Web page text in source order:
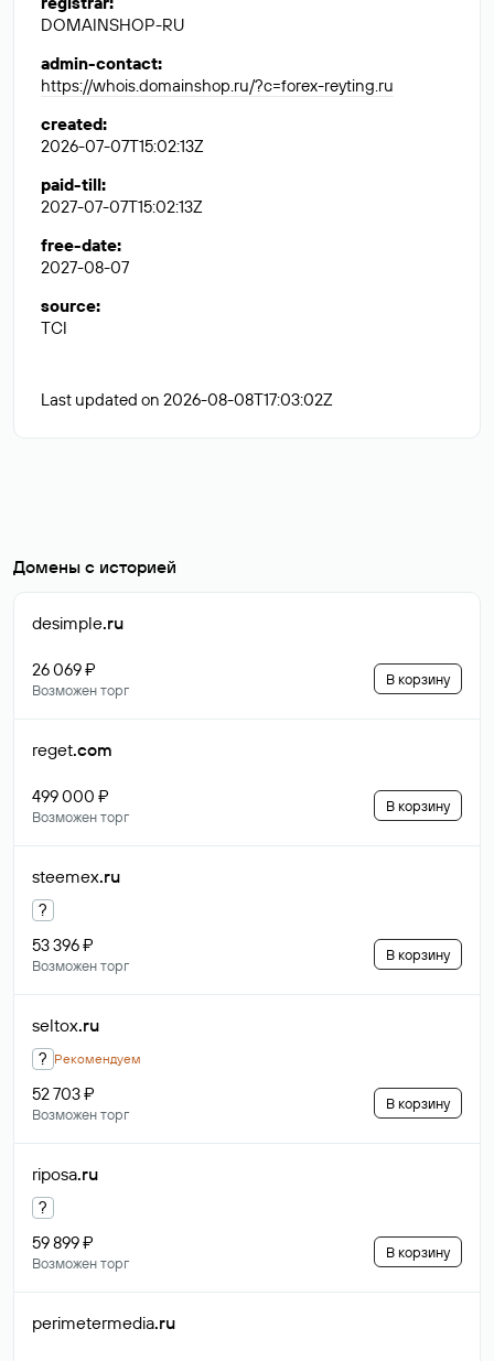
DOMAINSHOP-RU
admin-contact:
https://whois.domainshop.ru/?c=forex-reyting.ru
created:
2026-07-07T15:02:13Z
paid-till:
2027-07-07T15:02:13Z
free-date:
2027-08-07
source:
TCI
Last updated on 2026-08-08T17:03:02Z
Домены с историей
desimple.ru
26 069 ₽
Возможен торг
В корзину
reget.com
499 000 ₽
Возможен торг
В корзину
steemex.ru
?
53 396 ₽
Возможен торг
В корзину
seltox.ru
? Рекомендуем
52 703 ₽
Возможен торг
В корзину
riposa.ru
?
59 899 ₽
Возможен торг
В корзину
perimetermedia.ru